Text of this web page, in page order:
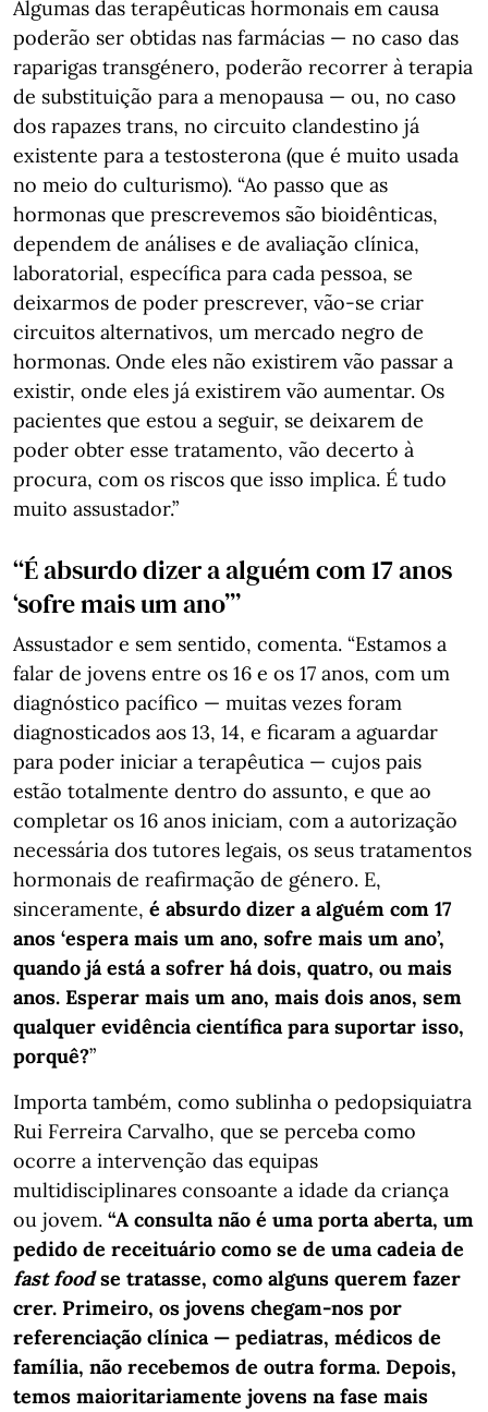
Algumas das terapêuticas hormonais em causa
poderão ser obtidas nas farmácias — no caso das
raparigas transgénero, poderão recorrer à terapia
de substituição para a menopausa — ou, no caso
dos rapazes trans, no circuito clandestino já
existente para a testosterona (que é muito usada
no meio do culturismo). “Ao passo que as
hormonas que prescrevemos são bioidênticas,
dependem de análises e de avaliação clínica,
laboratorial, específica para cada pessoa, se
deixarmos de poder prescrever, vão-se criar
circuitos alternativos, um mercado negro de
hormonas. Onde eles não existirem vão passar a
existir, onde eles já existirem vão aumentar. Os
pacientes que estou a seguir, se deixarem de
poder obter esse tratamento, vão decerto à
procura, com os riscos que isso implica. É tudo
muito assustador.”
“É absurdo dizer a alguém com 17 anos
‘sofre mais um ano’”
Assustador e sem sentido, comenta. “Estamos a
falar de jovens entre os 16 e os 17 anos, com um
diagnóstico pacífico — muitas vezes foram
diagnosticados aos 13, 14, e ficaram a aguardar
para poder iniciar a terapêutica — cujos pais
estão totalmente dentro do assunto, e que ao
completar os 16 anos iniciam, com a autorização
necessária dos tutores legais, os seus tratamentos
hormonais de reafirmação de género. E,
sinceramente, é absurdo dizer a alguém com 17
anos ‘espera mais um ano, sofre mais um ano’,
quando já está a sofrer há dois, quatro, ou mais
anos. Esperar mais um ano, mais dois anos, sem
qualquer evidência científica para suportar isso,
porquê?”
Importa também, como sublinha o pedopsiquiatra
Rui Ferreira Carvalho, que se perceba como
ocorre a intervenção das equipas
multidisciplinares consoante a idade da criança
ou jovem. “A consulta não é uma porta aberta, um
pedido de receituário como se de uma cadeia de
fast foodse tratasse, como alguns querem fazer
crer. Primeiro, os jovens chegam-nos por
referenciação clínica — pediatras, médicos de
família, não recebemos de outra forma. Depois,
temos maioritariamente jovens na fase mais